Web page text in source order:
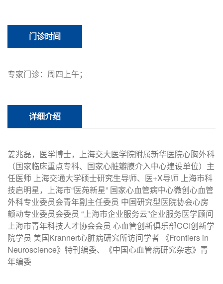
门诊时间
专家门诊：周四上午；
详细介绍
姜兆磊，医学博士，上海交大医学院附属新华医院心胸外科
（国家临床重点专科、国家心脏瓣膜介入中心建设单位）主
任医师 上海交通大学硕士研究生导师、医+X导师 上海市科
技启明星，上海市“医苑新星” 国家心血管病中心微创心血管
外科专业委员会青年副主任委员 中国研究型医院协会心房
颤动专业委员会委员 “上海市企业服务云”企业服务医学顾问
上海市青年科技人才协会会员 心血管创新俱乐部CCI创新学
院学员 美国Krannert心脏病研究所访问学者 《Frontiers in
Neuroscience》特刊编委、《中国心血管病研究杂志》青
年编委